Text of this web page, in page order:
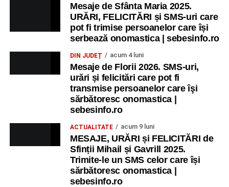
– Curtea Școlii „M. Kogălniceanu”: activități
recreative pentru copii.
– Grădina Muzeului Municipal „Ioan Raica”
Sebeș: încheierea Școlii de vară„Curcubeul Prieteniei”
– Aula Primăriei Municipiului Sebeș:
festivitatea de premiere a șefilor de promoție și a elevilor
Evaluare Națională și Bacalaureat.
– Parcul Tineretului: Spectacol pentru copii și
Mesaje de Sfânta Maria 2025.
URĂRI, FELICITĂRI și SMS-uri care
pot fi trimise persoanelor care își
serbează onomastica | sebesinfo.ro
DIN JUDEȚ acum 4 luni
Mesaje de Florii 2026. SMS-uri,
urări și felicitări care pot fi
transmise persoanelor care îşi
sărbătoresc onomastica |
sebesinfo.ro
ACTUALITATE acum 9 luni
MESAJE, URĂRI și FELICITĂRI de
Sfinții Mihail și Gavrill 2025.
Trimite-le un SMS celor care își
sărbătoresc onomastica |
sebesinfo.ro